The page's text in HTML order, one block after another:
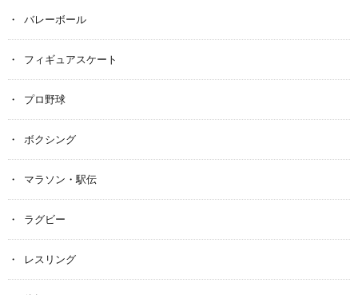
バレーボール
フィギュアスケート
プロ野球
ボクシング
マラソン・駅伝
ラグビー
レスリング